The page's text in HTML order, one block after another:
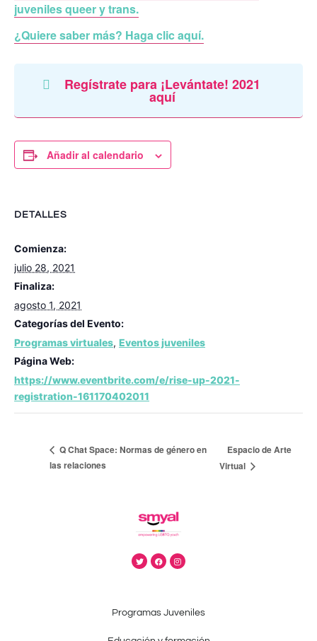
juveniles queer y trans.
¿Quiere saber más? Haga clic aquí.
Regístrate para ¡Levántate! 2021
aquí
Añadir al calendario
DETALLES
Comienza:
julio 28, 2021
Finaliza:
agosto 1, 2021
Categorías del Evento:
Programas virtuales, Eventos juveniles
Página Web:
https://www.eventbrite.com/e/rise-up-2021-
registration-161170402011
Q Chat Space: Normas de género en
las relaciones
Espacio de Arte
Virtual
Programas Juveniles